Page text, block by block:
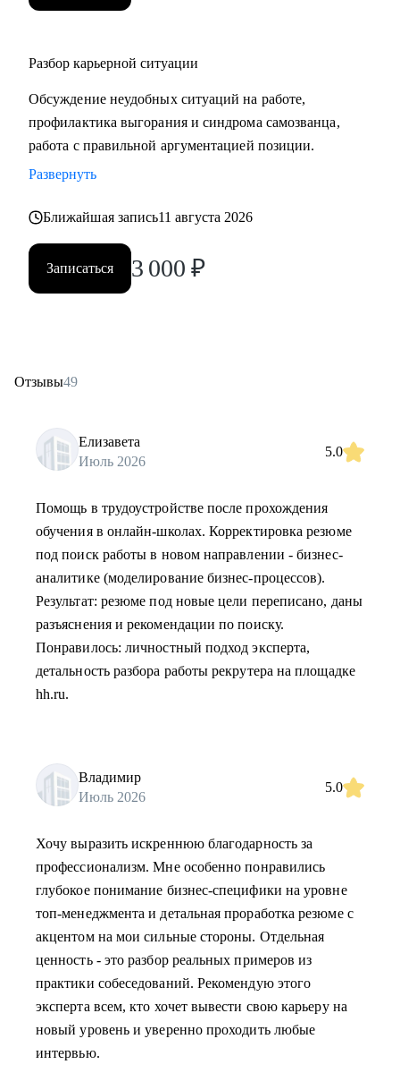
Разбор карьерной ситуации
Обсуждение неудобных ситуаций на работе,
профилактика выгорания и синдрома самозванца,
работа с правильной аргументацией позиции.
Развернуть
Ближайшая запись11 августа 2026
Записаться 3 000 ₽
Отзывы49
Елизавета
Июль 2026
5.0
Помощь в трудоустройстве после прохождения
обучения в онлайн-школах. Корректировка резюме
под поиск работы в новом направлении - бизнес-
аналитике (моделирование бизнес-процессов).
Результат: резюме под новые цели переписано, даны
разъяснения и рекомендации по поиску.
Понравилось: личностный подход эксперта,
детальность разбора работы рекрутера на площадке
hh.ru.
Владимир
Июль 2026
5.0
Хочу выразить искреннюю благодарность за
профессионализм. Мне особенно понравились
глубокое понимание бизнес-специфики на уровне
топ-менеджмента и детальная проработка резюме с
акцентом на мои сильные стороны. Отдельная
ценность - это разбор реальных примеров из
практики собеседований. Рекомендую этого
эксперта всем, кто хочет вывести свою карьеру на
новый уровень и уверенно проходить любые
интервью.